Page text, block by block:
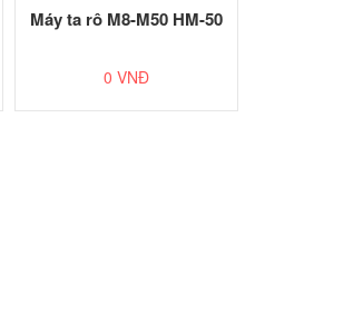
Máy ta rô M8-M50 HM-50
0 VNĐ